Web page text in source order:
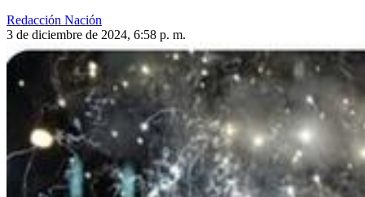
Redacción Nación
3 de diciembre de 2024, 6:58 p. m.